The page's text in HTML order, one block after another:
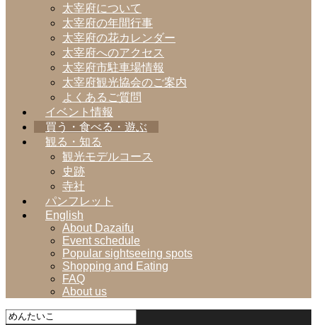
太宰府について
太宰府の年間行事
太宰府の花カレンダー
太宰府へのアクセス
太宰府市駐車場情報
太宰府観光協会のご案内
よくあるご質問
イベント情報
買う・食べる・遊ぶ
観る・知る
観光モデルコース
史跡
寺社
パンフレット
English
About Dazaifu
Event schedule
Popular sightseeing spots
Shopping and Eating
FAQ
About us